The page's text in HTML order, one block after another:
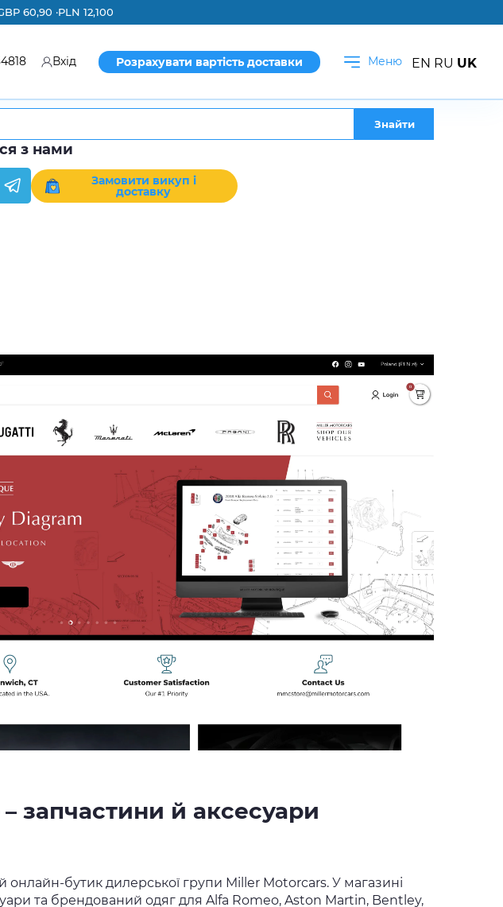
60,90 ·PLN 12,100
Вхід Розрахувати вартість доставки Меню
Знайти
з нами
Замовити викуп і
доставку
запчастини й аксесуари
онлайн-бутик дилерської групи Miller Motorcars. У магазині
та брендований одяг для Alfa Romeo, Aston Martin, Bentley,
EN RU UK